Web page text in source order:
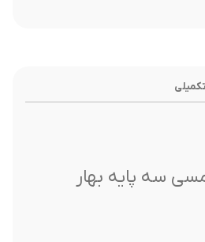
سه پایه بهار